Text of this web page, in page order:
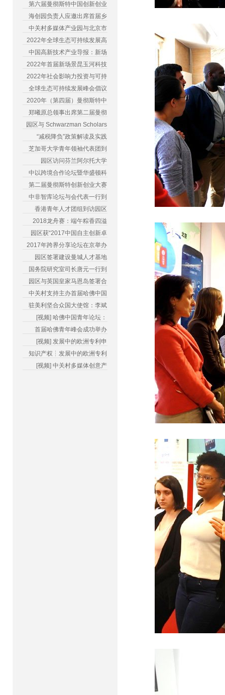
第六届曼彻斯特中国创新创业
海创园负责人应邀出席首届乡
中关村多媒体产业园与北京市
2022年全球生态可持续发展高
中国高新技术产业导报：新场
2022年首届新场景昆玉河科技
2022年社会影响力投资与可持
全球生态可持续发展峰会倡议
2020年（第四届）曼彻斯特中
郑曦原总领事出席第二届曼彻
园区与 Schwarzman Scholars
“减税降负”政策解读及实践
芝加哥大学青年领袖代表团到
园区访问芬兰阿尔托大学
中以跨境合作论坛暨华盛顿科
第二届曼彻斯特创新创业大赛
中非智库论坛与会代表一行到
香港青年人才团组到访园区
2018龙舟赛：端午粽香四溢
园区获“2017中国自主创新卓
2017年跨界分享论坛在京举办
园区签署建设曼城人才基地
国务院研究室司长唐元一行到
园区与英国皇家马恩岛签署合
中关村支持主办首届哈佛中国
驻美利坚合众国大使馆：李斌
[视频] 哈佛中国青年论坛：
首届哈佛青年峰会成功举办
[视频] 发展中的欧洲专利申
知识产权┆发展中的欧洲专利
[视频] 中关村多媒体创意产